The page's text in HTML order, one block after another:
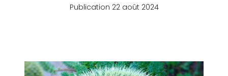
Publication 22 août 2024